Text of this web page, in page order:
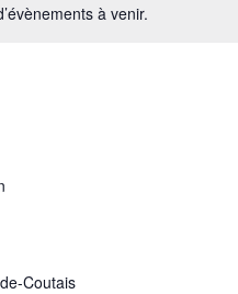
à venir.
Coutais